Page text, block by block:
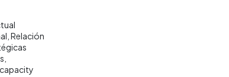
Relación